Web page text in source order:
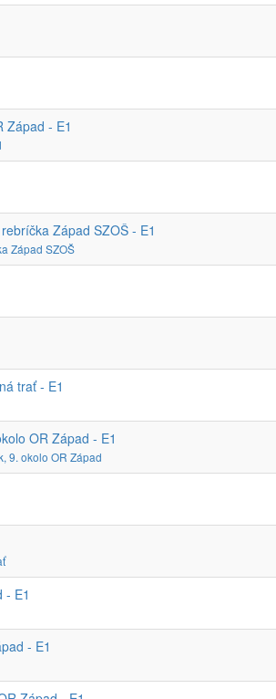
Západ - E1
Západ SZOŠ - E1
Západ SZOŠ
trať - E1
OR Západ - E1
9. okolo OR Západ
- E1
- E1